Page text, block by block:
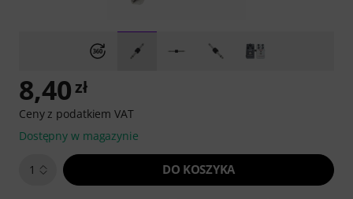
8,40zł
Ceny z podatkiem VAT
Dostępny w magazynie
1 DO KOSZYKA